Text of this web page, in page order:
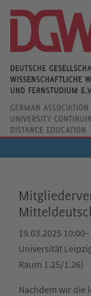
19.03.2025
Universität
Raum 1.25/1.26)
Nachdem wir die